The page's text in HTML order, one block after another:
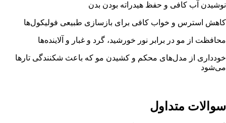
نوشیدن آب کافی و حفظ هیدراته بودن بدن
کاهش استرس و خواب کافی برای بازسازی طبیعی فولیکول‌ها
محافظت از مو در برابر نور خورشید، گرد و غبار و آلاینده‌ها
خودداری از مدل‌های محکم و کشیدن مو که باعث شکنندگی تارها
می‌شود
سوالات متداول